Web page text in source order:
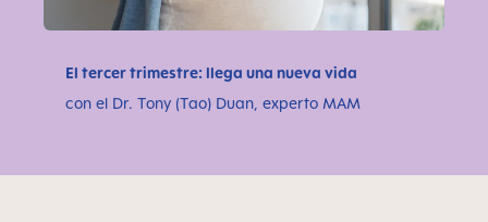
El tercer trimestre: llega una nueva vida
con el Dr. Tony (Tao) Duan, experto MAM